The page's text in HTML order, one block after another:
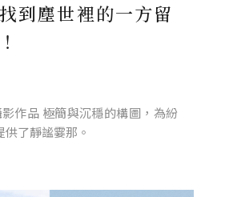
到塵世裡的一方留
作品 極簡與沉穩的構圖，為紛
了靜謐霎那。